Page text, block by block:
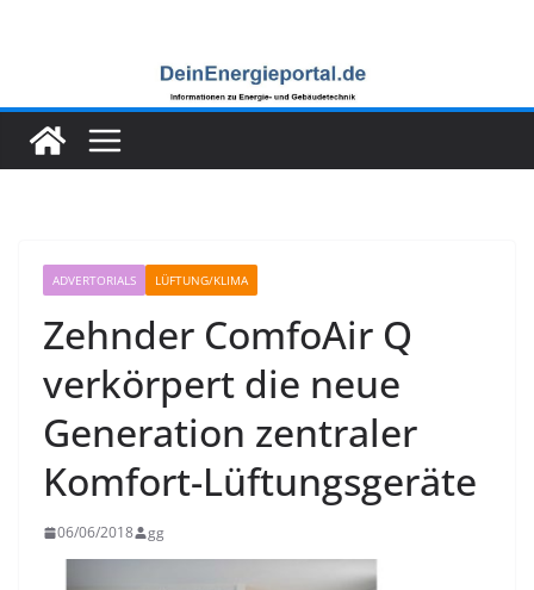
ADVERTORIALS LÜFTUNG/KLIMA
Zehnder ComfoAir Q
verkörpert die neue
Generation zentraler
Komfort-Lüftungsgeräte
06/06/2018 gg